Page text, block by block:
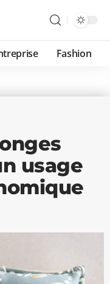
Fashion
usage